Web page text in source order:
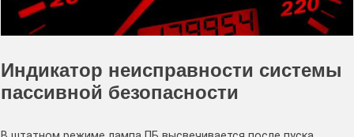
Индикатор неисправности системы
пассивной безопасности